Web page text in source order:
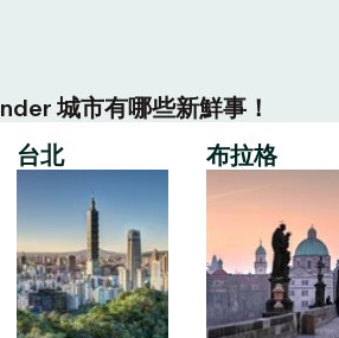
城市有哪些新鮮事！
台北 布拉格